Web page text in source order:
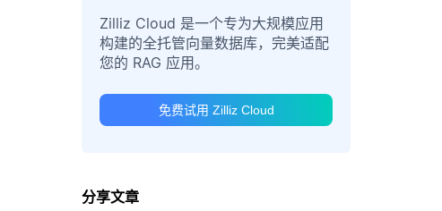
Zilliz Cloud 是一个专为大规模应用
构建的全托管向量数据库，完美适配
您的 RAG 应用。
免费试用 Zilliz Cloud
分享文章